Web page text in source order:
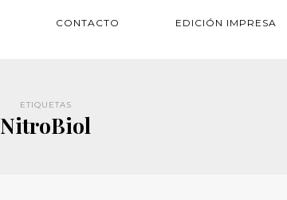
CONTACTO EDICIÓN IMPRESA
ETIQUETAS
NitroBiol